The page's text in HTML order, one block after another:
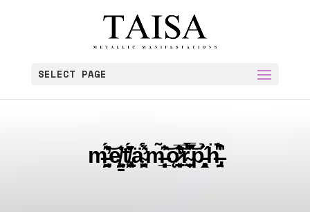
SELECT PAGE
m̶̤̖̬̗͔̰͗͂̄́̄̇̕͝e̸̤͖͉̙̰̳͗̊̍͘t̸̢̜̯̮̟̽́̎̊̌̆ä̴̛̯̮̝̼͓̞̬̝̖̫͋́̽m̶͔̝͉̲̦̜̞͎̘͈̃̄͂͗̾͘͝ǫ̷̛̠͓͓̗͉̣̼̎̒̅͊̊͝ͅr̴̜̮̠̝̩̅̀̿͋͆͑̈́͝p̵̧̙͈̭̥̝͓̖̉̋ḧ̶̡̤́͒͆͑